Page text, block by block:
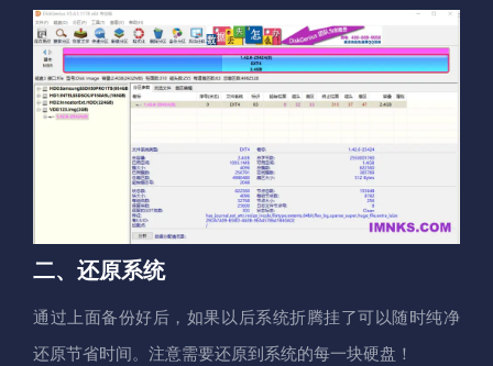
二、还原系统
通过上面备份好后，如果以后系统折腾挂了可以随时纯净
还原节省时间。注意需要还原到系统的每一块硬盘！